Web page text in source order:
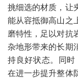
挑细选的材质，让
能从容抵御高山之
磨特性，足以对抗
杂地形带来的长期
持良好状态。同时
在进一步提升整体